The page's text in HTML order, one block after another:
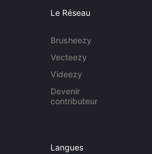
Le Réseau
Brusheezy
Vecteezy
Videezy
Devenir
contributeur
Langues